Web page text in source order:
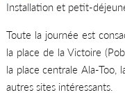
Installation et petit-
Toute la journée est
la place de la Victoire
la place centrale Ala-Too,
autres sites intéressants.